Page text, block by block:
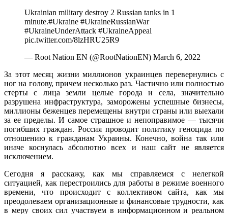
Ukrainian military destroy 2 Russian tanks in 1
minute.#Ukraine️ #UkraineRussianWar
#UkraineUnderAttaсk #UkraineAppeal
pic.twitter.com/8lzHRU25R9
— Root Nation EN (@RootNationEN) March 6, 2022
За этот месяц жизни миллионов украинцев перевернулись с
ног на голову, причем несколько раз. Частично или полностью
стерты с лица земли целые города и села, значительно
разрушена инфраструктура, заморожены успешные бизнесы,
миллионы беженцев перемещены внутри страны или выехали
за ее пределы. И самое страшное и непоправимое — тысячи
погибших граждан. Россия проводит политику геноцида по
отношению к гражданам Украины. Конечно, война так или
иначе коснулась абсолютно всех и наш сайт не является
исключением.
Сегодня я расскажу, как мы справляемся с нелегкой
ситуацией, как перестроились для работы в режиме военного
времени, что происходит с коллективом сайта, как мы
преодолеваем организационные и финансовые трудности, как
в меру своих сил участвуем в информационном и реальном